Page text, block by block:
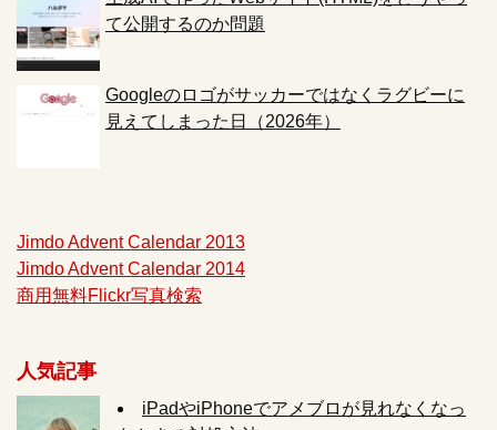
て公開するのか問題
Googleのロゴがサッカーではなくラグビーに
見えてしまった日（2026年）
Jimdo Advent Calendar 2013
Jimdo Advent Calendar 2014
商用無料Flickr写真検索
人気記事
iPadやiPhoneでアメブロが見れなくなっ